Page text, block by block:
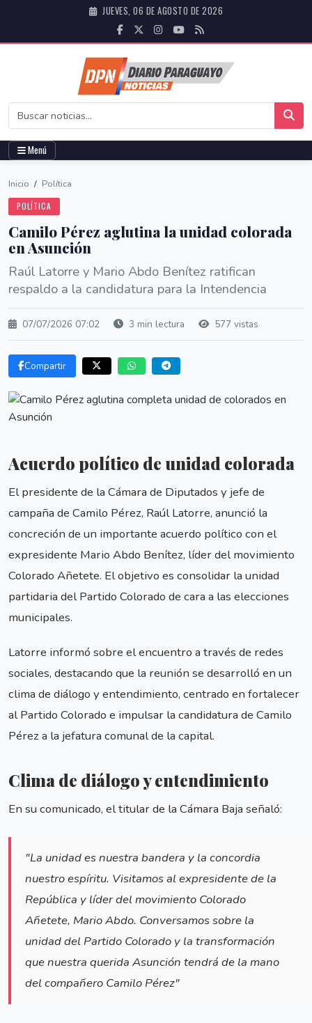
JUEVES, 06 DE AGOSTO DE 2026
Menú
Inicio / Política
POLÍTICA
Camilo Pérez aglutina la unidad colorada
en Asunción
Raúl Latorre y Mario Abdo Benítez ratifican
respaldo a la candidatura para la Intendencia
07/07/2026 07:02 3 min lectura 577 vistas
Compartir
Acuerdo político de unidad colorada
El presidente de la Cámara de Diputados y jefe de
campaña de Camilo Pérez, Raúl Latorre, anunció la
concreción de un importante acuerdo político con el
expresidente Mario Abdo Benítez, líder del movimiento
Colorado Añetete. El objetivo es consolidar la unidad
partidaria del Partido Colorado de cara a las elecciones
municipales.
Latorre informó sobre el encuentro a través de redes
sociales, destacando que la reunión se desarrolló en un
clima de diálogo y entendimiento, centrado en fortalecer
al Partido Colorado e impulsar la candidatura de Camilo
Pérez a la jefatura comunal de la capital.
Clima de diálogo y entendimiento
En su comunicado, el titular de la Cámara Baja señaló:
"La unidad es nuestra bandera y la concordia
nuestro espíritu. Visitamos al expresidente de la
República y líder del movimiento Colorado
Añetete, Mario Abdo. Conversamos sobre la
unidad del Partido Colorado y la transformación
que nuestra querida Asunción tendrá de la mano
del compañero Camilo Pérez"